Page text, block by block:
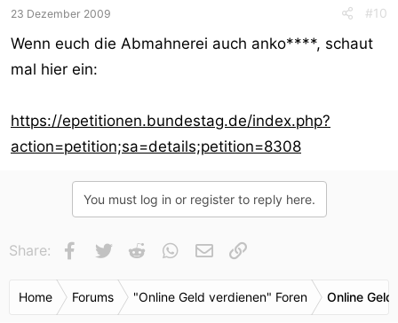
23 Dezember 2009 #10
Wenn euch die Abmahnerei auch anko****, schaut
mal hier ein:
https://epetitionen.bundestag.de/index.php?
action=petition;sa=details;petition=8308
You must log in or register to reply here.
Share: Facebook
Twitter Reddit WhatsApp
E-Mail
Home Forums "Online Geld verdienen" Foren Online